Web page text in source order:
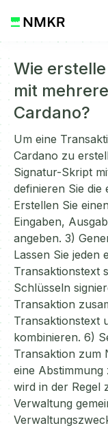
Wie
mit
Cardano?
Um eine
Cardano zu
Signatur-Skript
definieren Sie
Erstellen Sie
Eingaben,
angeben. 3)
Lassen Sie
Transaktionstext
Schlüsseln
Transaktion
Transaktionstext
kombinieren. 6)
Transaktion zum
eine
wird in der Regel
Verwaltung